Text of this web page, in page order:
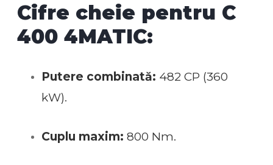
Cifre cheie pentru C
400 4MATIC:
Putere combinată: 482 CP (360
kW).
Cuplu maxim: 800 Nm.